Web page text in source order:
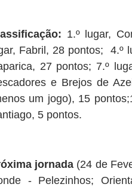
1.º lugar,
Fabril, 28 pontos; 4.º
27 pontos; 7.º
e Brejos de
um jogo), 15
5 pontos.
jornada (24 de
- Pelezinhos;